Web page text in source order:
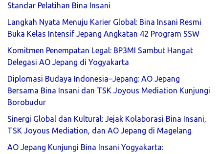
Standar Pelatihan Bina Insani
Langkah Nyata Menuju Karier Global: Bina Insani Resmi
Buka Kelas Intensif Jepang Angkatan 42 Program SSW
Komitmen Penempatan Legal: BP3MI Sambut Hangat
Delegasi AO Jepang di Yogyakarta
Diplomasi Budaya Indonesia–Jepang: AO Jepang
Bersama Bina Insani dan TSK Joyous Mediation Kunjungi
Borobudur
Sinergi Global dan Kultural: Jejak Kolaborasi Bina Insani,
TSK Joyous Mediation, dan AO Jepang di Magelang
AO Jepang Kunjungi Bina Insani Yogyakarta: